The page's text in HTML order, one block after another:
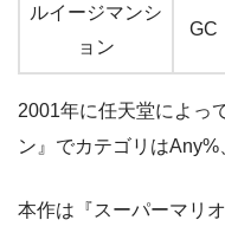
ルイージマンシ
ョン
GC
2001年に任天堂によっ
ン』でカテゴリはAny%
本作は『スーパーマリ